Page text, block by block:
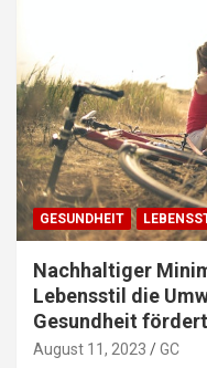
GESUNDHEIT
Nachhaltiger
Lebensstil die
Gesundheit fördert
August 11, 2023 GC